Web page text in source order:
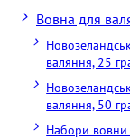
Вовна для
валяння, 25
валяння, 50
Набори вовни